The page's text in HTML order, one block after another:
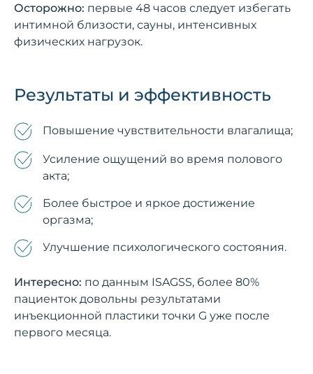
Осторожно: первые 48 часов следует избегать
интимной близости, сауны, интенсивных
физических нагрузок.
Результаты и эффективность
Повышение чувствительности влагалища;
Усиление ощущений во время полового
акта;
Более быстрое и яркое достижение
оргазма;
Улучшение психологического состояния.
Интересно: по данным ISAGSS, более 80%
пациенток довольны результатами
инъекционной пластики точки G уже после
первого месяца.